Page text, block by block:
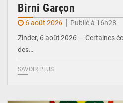
Birni Garçon
6 août 2026
Publié à 16h28
Zinder, 6 août 2026 — Certaines
des…
SAVOIR PLUS